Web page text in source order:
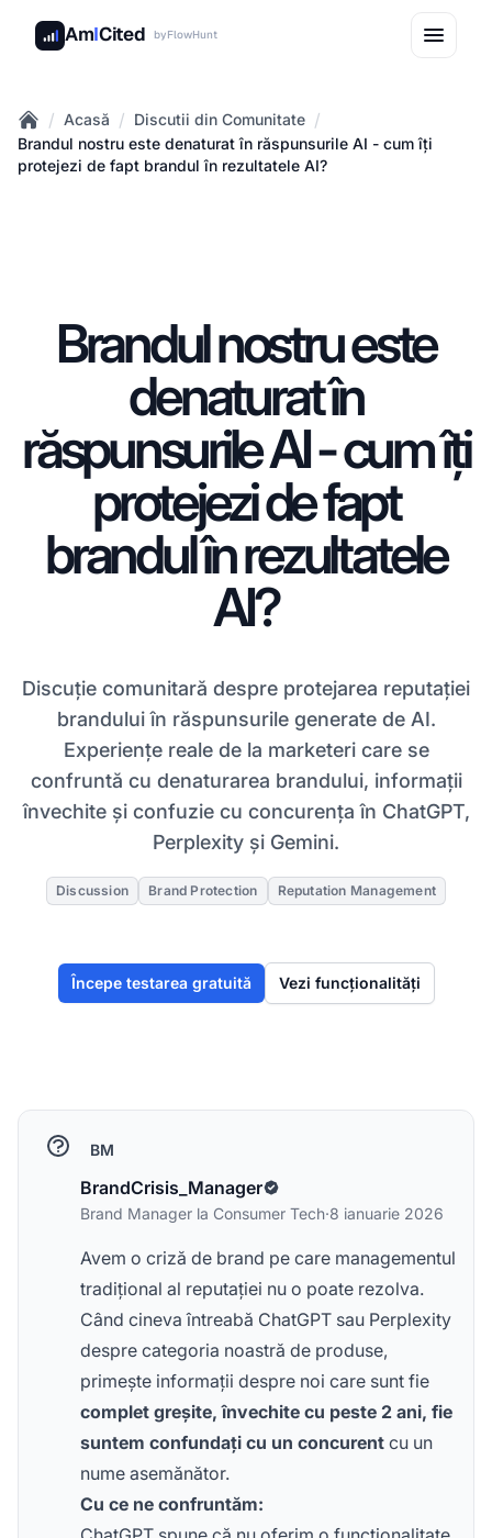
AmICited byFlowHunt
Home
/ Acasă / Discutii din Comunitate /
Brandul nostru este denaturat în răspunsurile AI - cum îți
protejezi de fapt brandul în rezultatele AI?
Brandul nostru este
denaturat în
răspunsurile AI - cum îți
protejezi de fapt
brandul în rezultatele
AI?
Discuție comunitară despre protejarea reputației
brandului în răspunsurile generate de AI.
Experiențe reale de la marketeri care se
confruntă cu denaturarea brandului, informații
învechite și confuzie cu concurența în ChatGPT,
Perplexity și Gemini.
Discussion Brand Protection Reputation Management
Începe testarea gratuită Vezi funcționalități
BM
BrandCrisis_Manager
Brand Manager la Consumer Tech·8 ianuarie 2026
Avem o criză de brand pe care managementul
tradițional al reputației nu o poate rezolva.
Când cineva întreabă ChatGPT sau Perplexity
despre categoria noastră de produse,
primește informații despre noi care sunt fie
complet greșite, învechite cu peste 2 ani, fie
suntem confundați cu un concurent cu un
nume asemănător.
Cu ce ne confruntăm: